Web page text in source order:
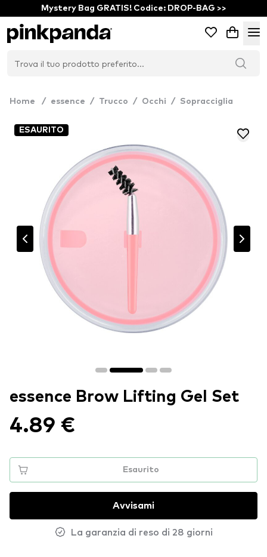
Mystery Bag GRATIS! Codice: DROP-BAG >>
Home / essence / Trucco / Occhi / Sopracciglia
ESAURITO
essence Brow Lifting Gel Set
4.89 €
Esaurito
Avvisami
La garanzia di reso di 28 giorni